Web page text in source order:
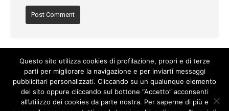
Questo sito utilizza cookies di profilazione, propri e di terze
parti per migliorare la navigazione e per inviarti messaggi
pubblicitari personalizzati. Cliccando su un qualunque elemento
del sito oppure cliccando sul bottone “Accetto” acconsenti
all’utilizzo dei cookies da parte nostra. Per saperne di più e